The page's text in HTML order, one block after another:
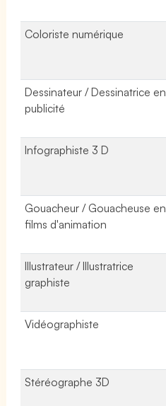
Coloriste numérique
Dessinateur / Dessinatrice en
publicité
Infographiste 3 D
Gouacheur / Gouacheuse en
films d'animation
Illustrateur / Illustratrice
graphiste
Vidéographiste
Stéréographe 3D